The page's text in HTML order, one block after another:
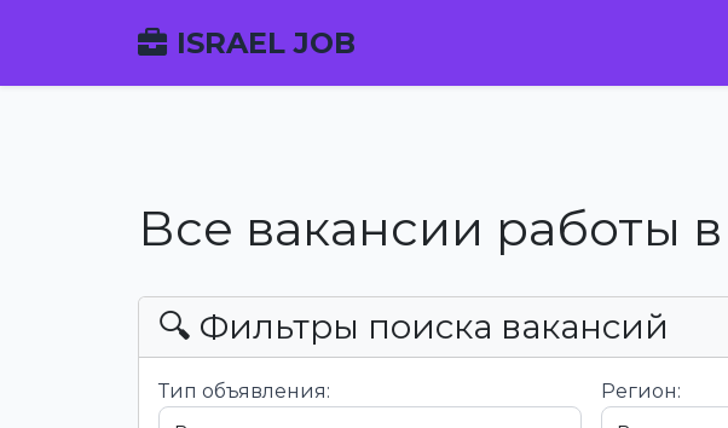
ISRAEL JOB
Все вакансии работы
🔍 Фильтры поиска вакансий
Тип объявления: Регион: